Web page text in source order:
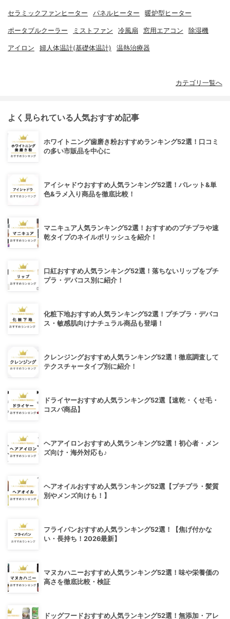
セラミックファンヒーター パネルヒーター 暖炉型ヒーター
ポータブルクーラー ミストファン 冷風扇 窓用エアコン 除湿機
アイロン 婦人体温計(基礎体温計) 温熱治療器
カテゴリ一覧へ
よく見られている人気おすすめ記事
ホワイトニング歯磨き粉おすすめランキング52選！口コミ
の多い市販品を中心に
アイシャドウおすすめ人気ランキング52選！パレット&単
色&ラメ入り商品を徹底比較！
マニキュア人気ランキング52選！おすすめのプチプラや速
乾タイプのネイルポリッシュを紹介！
口紅おすすめ人気ランキング52選！落ちないリップをプチ
プラ・デパコス別に紹介！
化粧下地おすすめ人気ランキング52選！プチプラ・デパコ
ス・敏感肌向けナチュラル商品も登場！
クレンジングおすすめ人気ランキング52選！徹底調査して
テクスチャータイプ別に紹介！
ドライヤーおすすめ人気ランキング52選【速乾・くせ毛・
コスパ商品】
ヘアアイロンおすすめ人気ランキング52選！初心者・メン
ズ向け・海外対応も♪
ヘアオイルおすすめ人気ランキング52選【プチプラ・髪質
別やメンズ向けも！】
フライパンおすすめ人気ランキング52選！【焦げ付かな
い・長持ち！2026最新】
マヌカハニーおすすめ人気ランキング52選！味や栄養価の
高さを徹底比較・検証
ドッグフードおすすめ人気ランキング52選！無添加・アレ